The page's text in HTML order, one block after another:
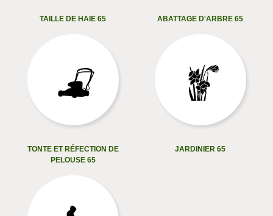
TAILLE DE HAIE 65 ABATTAGE D'ARBRE 65
TONTE ET RÉFECTION DE
PELOUSE 65
JARDINIER 65